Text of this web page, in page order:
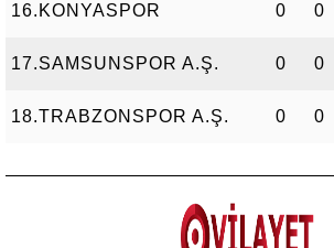
16.KONYASPOR 0 0
17.SAMSUNSPOR A.Ş. 0 0
18.TRABZONSPOR A.Ş. 0 0